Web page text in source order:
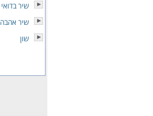
שיר בדואי
שיר אהבה
שון